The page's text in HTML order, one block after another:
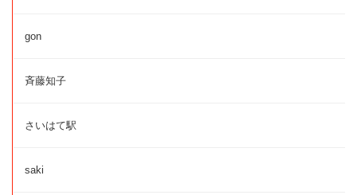
gon
斉藤知子
さいはて駅
saki